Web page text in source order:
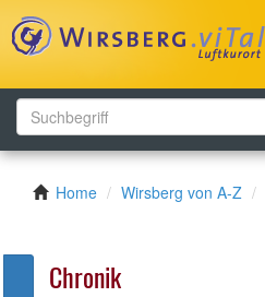
Home Wirsberg von A-Z
Chronik